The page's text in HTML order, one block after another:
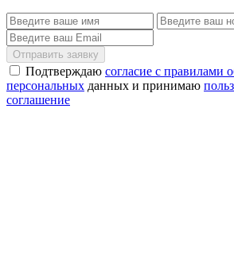
Отправить заявку
Подтверждаю согласие с правилами
персональных данных и принимаю
соглашение